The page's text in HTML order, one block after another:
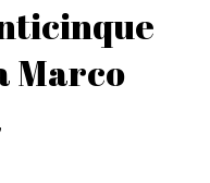
Marco